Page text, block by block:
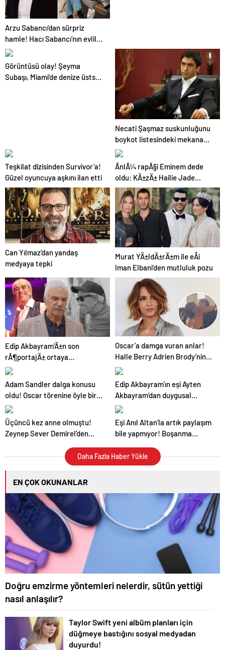
Arzu Sabancı’dan sürpriz
hamle! Hacı Sabancı’nın evlilik
dışı çocuğu aileye giriyor
Görüntüsü olay! Şeyma
Subaşı, Miami’de denize üstsüz
Necati Şaşmaz suskunluğunu
boykot listesindeki mekana
giderek bozdu
Teşkilat dizisinden Survivor’a!
Güzel oyuncuya aşkını ilan etti
ÃnlÃ¼ rapÃ§i Eminem dede
oldu: KÄ±zÄ± Hailie Jade
Scott duyurdu
Can Yılmaz’dan yandaş
medyaya tepki
Murat YÄ±ldÄ±rÄ±m ile eÅi
Iman Elbani’den mutluluk pozu
Edip Akbayram’Ä±n son
rÃ¶portajÄ± ortaya
Ã§Ä±ktÄ±:Â Halil ErgÃ¼n
Oscar’a damga vuran anlar!
Halle Berry Adrien Brody’nin
dudaklarına yapıştı
Adam Sandler dalga konusu
oldu! Oscar törenine öyle bir
katıldı ki, görenler şaştı kaldı
Edip Akbayram’ın eşi Ayten
Akbayram’dan duygusal
paylaşım! ‘Buraya kadarmış
Üçüncü kez anne olmuştu!
Zeynep Sever Demirel’den
Eşi Anıl Altan’la artık paylaşım
bile yapmıyor! Boşanma
Akil’den ‘yeni ben’ pozu!
Daha Fazla Haber Yükle
EN ÇOK OKUNANLAR
Doğru emzirme yöntemleri nelerdir, sütün yettiği
nasıl anlaşılır?
Taylor Swift yeni albüm planları için
düğmeye bastığını sosyal medyadan
duyurdu!